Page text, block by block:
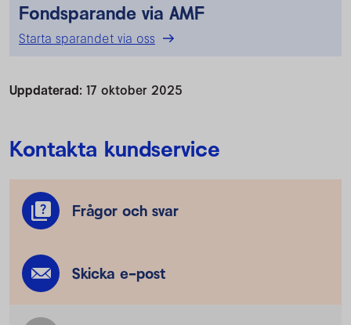
Fondsparande via AMF
Starta sparandet via oss
Uppdaterad: 17 oktober 2025
Kontakta kundservice
Frågor och svar
Skicka e-post